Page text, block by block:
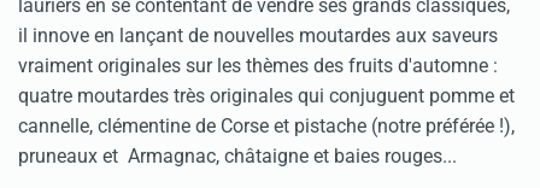
lauriers en se contentant de vendre ses grands classiques,
il innove en lançant de nouvelles moutardes aux saveurs
vraiment originales sur les thèmes des fruits d'automne :
quatre moutardes très originales qui conjuguent pomme et
cannelle, clémentine de Corse et pistache (notre préférée !),
pruneaux et Armagnac, châtaigne et baies rouges...